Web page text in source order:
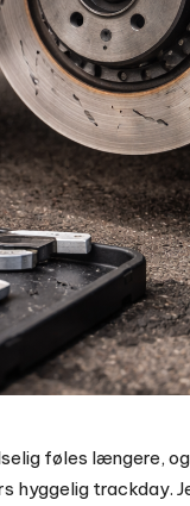
føles længere,
hyggelig trackday.